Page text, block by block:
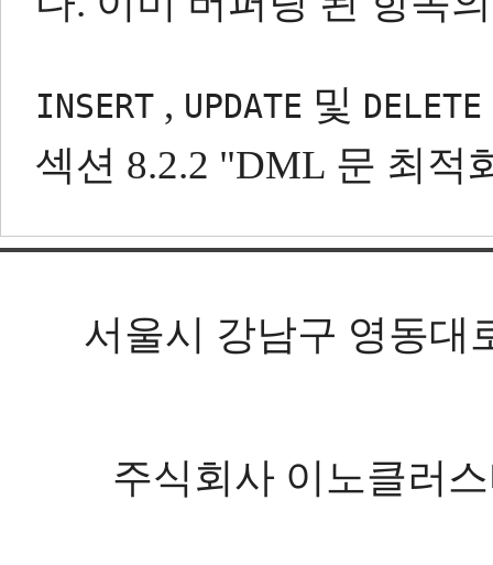
INSERT , UPDATE 및 DELETE
섹션 8.2.2 "DML 문 최적
서울시 강남구 영동대
주식회사 이노클러